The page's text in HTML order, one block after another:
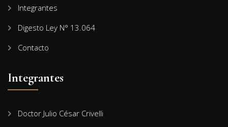
Integrantes
Digesto Ley N° 13.064
Contacto
Integrantes
Doctor Julio César Crivelli